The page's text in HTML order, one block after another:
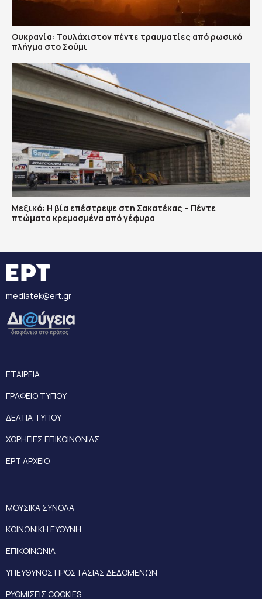
Ουκρανία: Τουλάχιστον πέντε τραυματίες από ρωσικό
πλήγμα στο Σούμι
Μεξικό: Η βία επέστρεψε στη Σακατέκας – Πέντε
πτώματα κρεμασμένα από γέφυρα
mediatek@ert.gr
ΕΤΑΙΡΕΙΑ
ΓΡΑΦΕΙΟ ΤΥΠΟΥ
ΔΕΛΤΙΑ ΤΥΠΟΥ
ΧΟΡΗΓΙΕΣ ΕΠΙΚΟΙΝΩΝΙΑΣ
ΕΡΤ ΑΡΧΕΙΟ
ΜΟΥΣΙΚΑ ΣΥΝΟΛΑ
ΚΟΙΝΩΝΙΚΗ ΕΥΘΥΝΗ
ΕΠΙΚΟΙΝΩΝΙΑ
ΥΠΕΥΘΥΝΟΣ ΠΡΟΣΤΑΣΙΑΣ ΔΕΔΟΜΕΝΩΝ
ΡΥΘΜΙΣΕΙΣ COOKIES